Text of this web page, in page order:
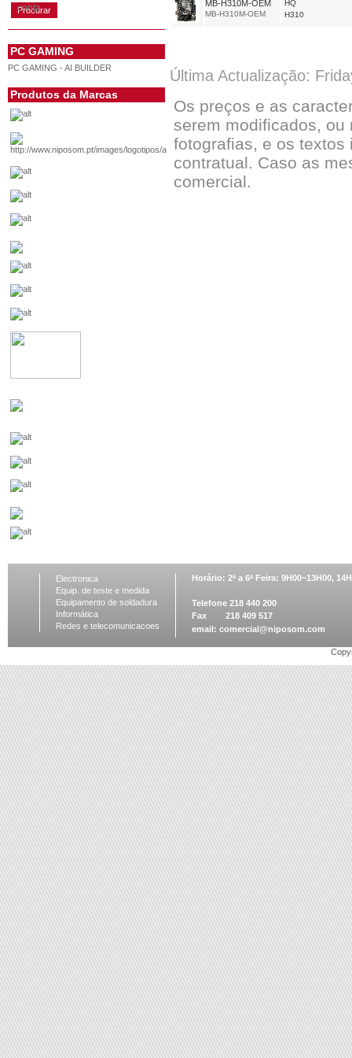
conta
PC GAMING
PC GAMING - AI BUILDER
Produtos da Marcas
MB-H310M-OEM
MB-H310M-OEM
HQ
H310
Última Actualização:
Os preços e as
serem modificados, ou
fotografias, e os
contratual. Caso as
comercial.
Electronica
Equip. de teste e medida
Equipamento de soldadura
Informática
Redes e telecomunicacoes
Horário: 2ª a 6ª Feira: 9H00~13H00,
Telefone 218 440 200
Fax 218 409 517
email: comercial@niposom.com